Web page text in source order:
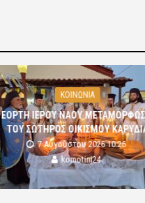
ΚΟΙΝΩΝΙΑ
ΕΟΡΤΗ ΙΕΡΟΥ ΝΑΟΥ
ΤΟΥ ΣΩΤΗΡΟΣ ΟΙΚΙΣΜΟΥ
7 Αυγούστου 2026 10:26
komotini24